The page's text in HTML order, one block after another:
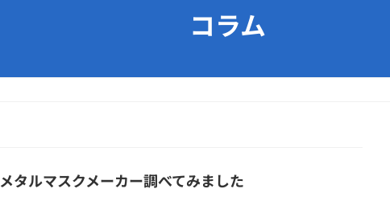
コラム
メタルマスクメーカー調べてみました